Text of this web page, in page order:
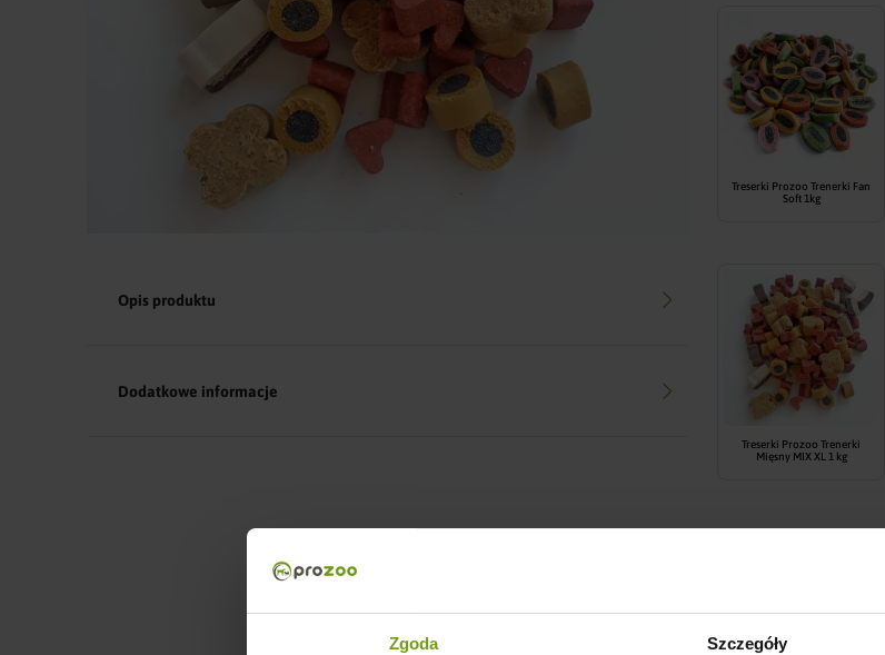
Zgoda Szczegóły
Opis produktu
Dodatkowe informacje
Treserki Prozoo Trenerki Fan
Soft 1kg
Treserki Prozoo Trenerki
Mięsny MIX XL 1 kg